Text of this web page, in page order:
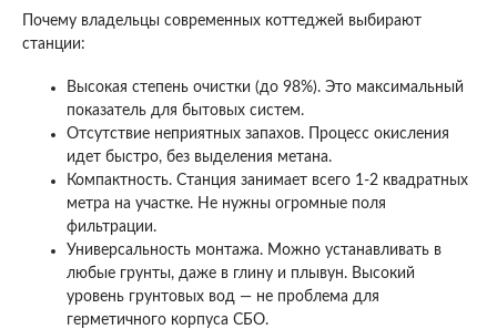
Почему владельцы современных коттеджей выбирают
станции:
Высокая степень очистки (до 98%). Это максимальный
показатель для бытовых систем.
Отсутствие неприятных запахов. Процесс окисления
идет быстро, без выделения метана.
Компактность. Станция занимает всего 1-2 квадратных
метра на участке. Не нужны огромные поля
фильтрации.
Универсальность монтажа. Можно устанавливать в
любые грунты, даже в глину и плывун. Высокий
уровень грунтовых вод — не проблема для
герметичного корпуса СБО.